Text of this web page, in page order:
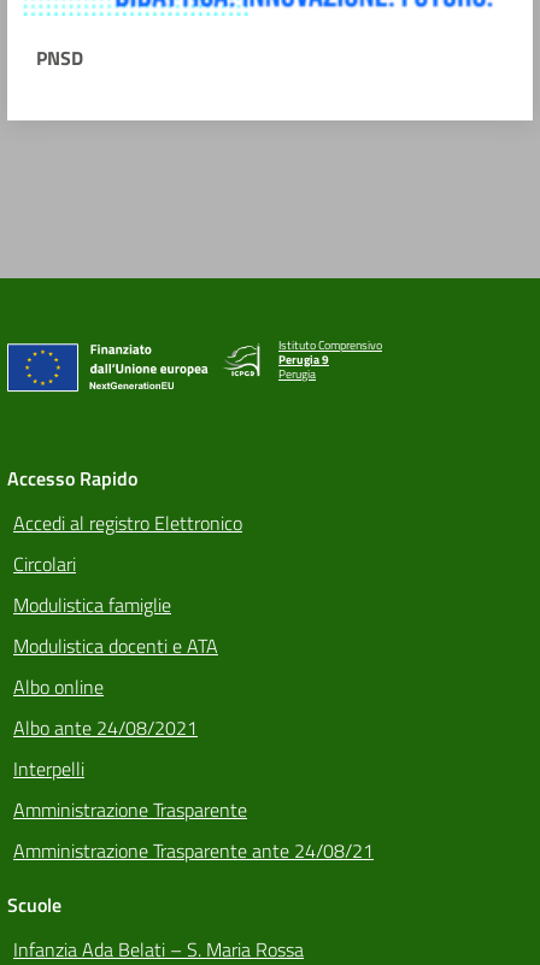
PNSD
Istituto Comprensivo
Perugia 9
Perugia
Accesso Rapido
Accedi al registro Elettronico
Circolari
Modulistica famiglie
Modulistica docenti e ATA
Albo online
Albo ante 24/08/2021
Interpelli
Amministrazione Trasparente
Amministrazione Trasparente ante 24/08/21
Scuole
Infanzia Ada Belati – S. Maria Rossa